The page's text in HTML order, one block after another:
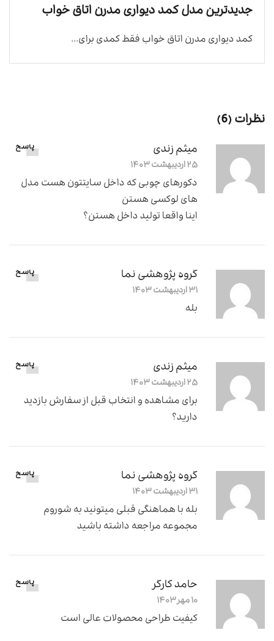
جدیدترین مدل کمد دیواری مدرن اتاق خواب
کمد دیواری مدرن اتاق خواب فقط کمدی برای...
نظرات (6)
میثم زندی
۲۵ اردیبهشت ۱۴۰۳
پاسخ
دکورهای چوبی که داخل سایتتون هست مدل
های لوکسی هستن
اینا واقعا تولید داخل هستن؟
گروه پژوهشی نما
۳۱ اردیبهشت ۱۴۰۳
پاسخ
بله
میثم زندی
۲۵ اردیبهشت ۱۴۰۳
پاسخ
برای مشاهده و انتخاب قبل از سفارش بازدید
دارید؟
گروه پژوهشی نما
۳۱ اردیبهشت ۱۴۰۳
پاسخ
بله با هماهنگی قبلی میتونید به شوروم
مجموعه مراجعه داشته باشید
حامد کارگر
۱۰ مهر ۱۴۰۳
پاسخ
کیفیت طراحی محصولات عالی است